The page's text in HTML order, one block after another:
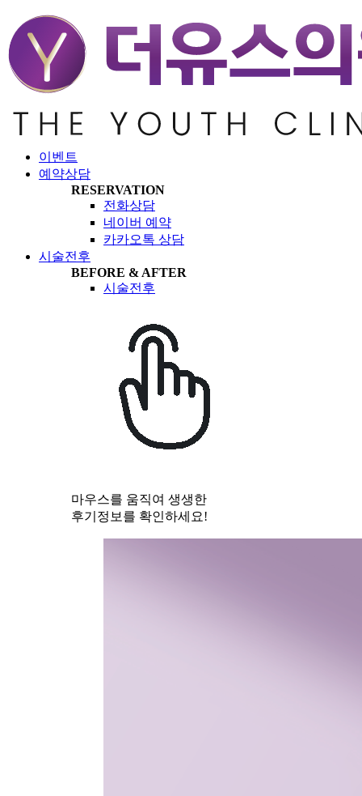
이벤트
예약상담
RESERVATION
전화상담
네이버 예약
카카오톡 상담
시술전후
BEFORE & AFTER
시술전후
마우스를 움직여 생생한
후기정보를 확인하세요!